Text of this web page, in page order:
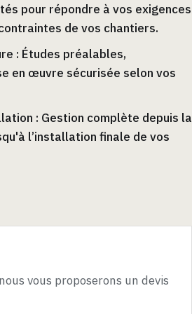
pour répondre à vos exigences
de vos chantiers.
: Études préalables,
en œuvre sécurisée selon vos
: Gestion complète depuis la
l’installation finale de vos
vous proposerons un devis